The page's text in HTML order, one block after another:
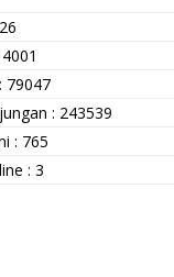
79047
: 243539
: 765
: 3